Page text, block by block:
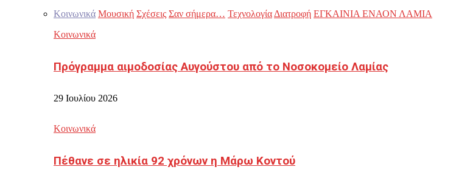
Κοινωνικά Μουσική Σχέσεις Σαν σήμερα… Τεχνολογία Διατροφή ΕΓΚΑΙΝΙΑ ΕΝΑΟΝ ΛΑΜΙΑ
Κοινωνικά
Πρόγραμμα αιμοδοσίας Αυγούστου από το Νοσοκομείο Λαμίας
29 Ιουλίου 2026
Κοινωνικά
Πέθανε σε ηλικία 92 χρόνων η Μάρω Κοντού